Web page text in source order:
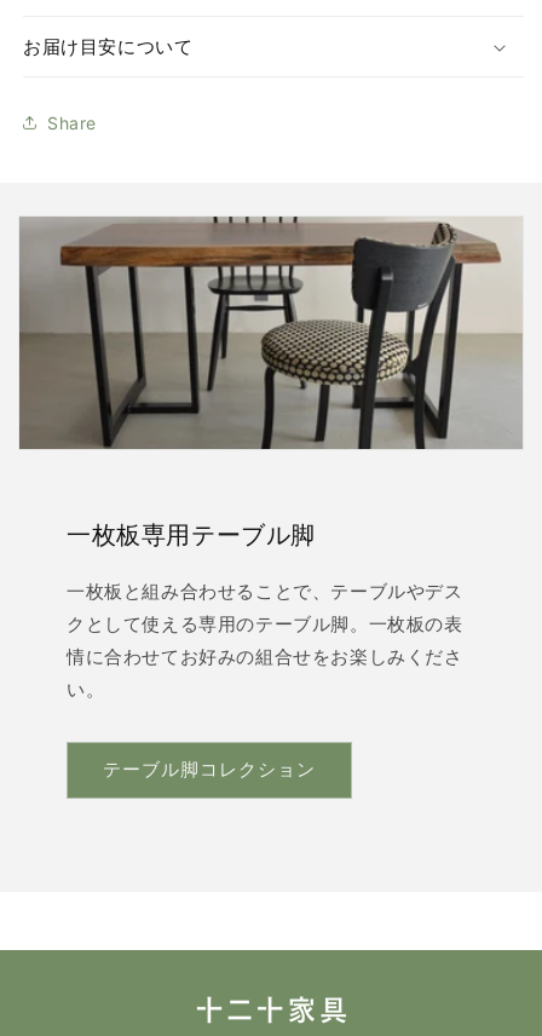
お届け目安について
Share
一枚板専用テーブル脚
一枚板と組み合わせることで、テーブルやデス
クとして使える専用のテーブル脚。一枚板の表
情に合わせてお好みの組合せをお楽しみくださ
い。
テーブル脚コレクション